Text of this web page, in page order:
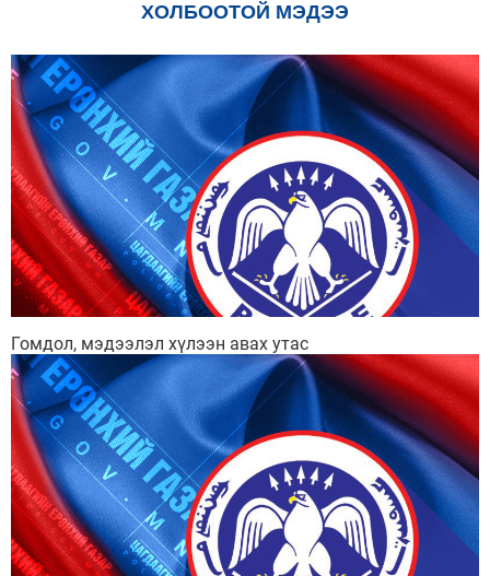
ХОЛБООТОЙ МЭДЭЭ
Гомдол, мэдээлэл хүлээн авах утас